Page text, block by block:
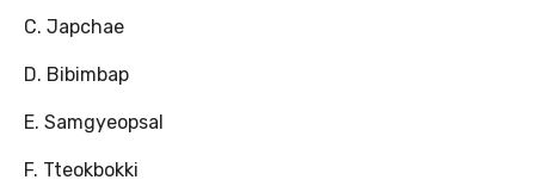
C. Japchae
D. Bibimbap
E. Samgyeopsal
F. Tteokbokki